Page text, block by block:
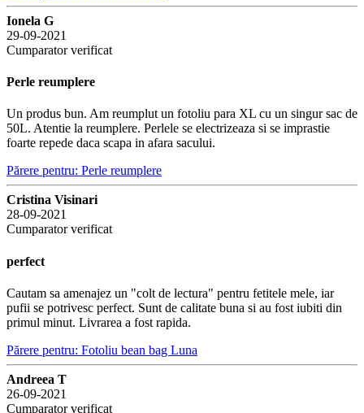
Ionela G
29-09-2021
Cumparator verificat
Perle reumplere
Un produs bun. Am reumplut un fotoliu para XL cu un singur sac de
50L. Atentie la reumplere. Perlele se electrizeaza si se imprastie
foarte repede daca scapa in afara sacului.
Părere pentru: Perle reumplere
Cristina Visinari
28-09-2021
Cumparator verificat
perfect
Cautam sa amenajez un "colt de lectura" pentru fetitele mele, iar
pufii se potrivesc perfect. Sunt de calitate buna si au fost iubiti din
primul minut. Livrarea a fost rapida.
Părere pentru: Fotoliu bean bag Luna
Andreea T
26-09-2021
Cumparator verificat